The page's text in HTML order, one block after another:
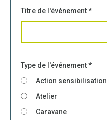
Titre de l'événement*
Type de l'événement*
Action sensibilisation
Atelier
Caravane